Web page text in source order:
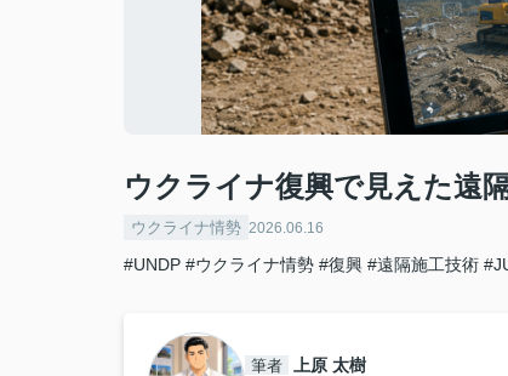
ウクライナ復興で見えた遠
ウクライナ情勢 2026.06.16
#UNDP #ウクライナ情勢 #復興 #遠隔施工技術
筆者 上原 太樹